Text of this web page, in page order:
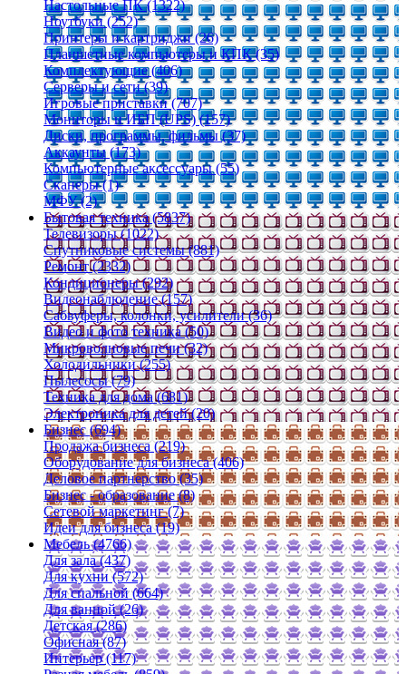
Настольные ПК (1322)
Ноутбуки (252)
Принтеры и картриджи (26)
Планшетные компьютеры и КПК (35)
Комплектующие (406)
Серверы и сети (39)
Игровые приставки (707)
Мониторы и ИБП (UPS) (157)
Диски, программы, фильмы (37)
Аккаунты (173)
Компьютерные аксессуары (55)
Сканеры (1)
МФУ (2)
Бытовая техника (5837)
Телевизоры (1022)
Спутниковые системы (881)
Ремонт (2332)
Кондиционеры (292)
Видеонаблюдение (157)
Сабвуферы, колонки, усилители (36)
Видео и фото техника (50)
Микроволновые печи (32)
Холодильники (255)
Пылесосы (79)
Техника для дома (681)
Электроника для детей (20)
Бизнес (694)
Продажа бизнеса (219)
Оборудование для бизнеса (406)
Деловое партнерство (35)
Бизнес - образование (8)
Сетевой маркетинг (7)
Идеи для бизнеса (19)
Мебель (4766)
Для зала (437)
Для кухни (572)
Для спальной (664)
Для ванной (26)
Детская (286)
Офисная (87)
Интерьер (117)